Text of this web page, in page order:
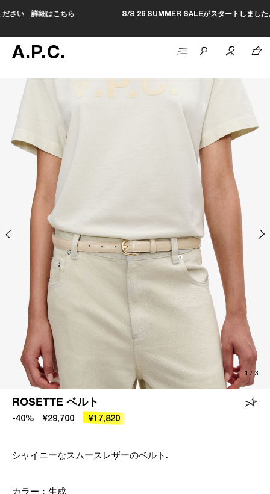
S/S 26 SUMMER SALEがスタートしました。セールページはこちら
A.P.C.
1 / 3
ROSETTE ベルト
-40% ¥29,700 ¥17,820
シャイニーなスムースレザーのベルト.